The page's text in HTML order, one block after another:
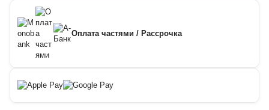
Оплата частями / Рассрочка